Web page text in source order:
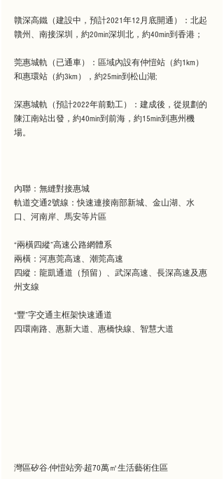
贛深高鐵（建設中，預計2021年12月底開通）：北起
贛州、南接深圳，約20min深圳北，約40min到香港；
莞惠城軌（已通車）：區域內設有仲愷站（約1km）
和惠環站（約3km），約25min到松山湖;
深惠城軌（預計2022年前動工）：建成後，從規劃的
陳江南站出發，約40min到前海，約15min到惠州機
場。
內聯：無縫對接惠城
軌道交通2號線：快速連接南部新城、金山湖、水
口、河南岸、馬安等片區
“兩橫四縱”高速公路網體系
兩橫：河惠莞高速、潮莞高速
四縱：龍凱通道（預留）、武深高速、長深高速及惠
州支線
“豐”字交通主框架快速通道
四環南路、惠新大道、惠橋快線、智慧大道
灣區矽谷·仲愷站旁·超70萬㎡生活藝術住區